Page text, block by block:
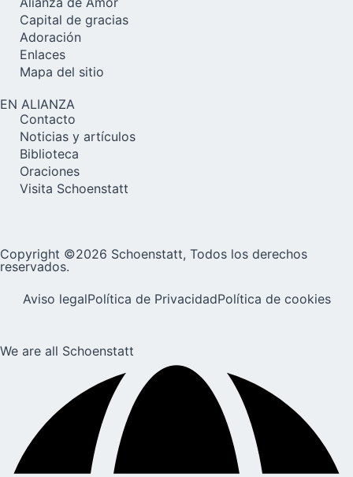
Capital de gracias
Adoración
Enlaces
Mapa del sitio
EN ALIANZA
Contacto
Noticias y artículos
Biblioteca
Oraciones
Visita Schoenstatt
Copyright ©2026 Schoenstatt, Todos los derechos
reservados.
Aviso legalPolítica de PrivacidadPolítica de cookies
We are all Schoenstatt